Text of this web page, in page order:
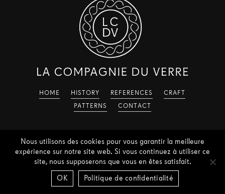
HOME HISTORY REFERENCES CRAFT
PATTERNS CONTACT
©2026La Compagnie du Verre
Nous utilisons des cookies pour vous garantir la meilleure
expérience sur notre site web. Si vous continuez à utiliser ce
site, nous supposerons que vous en êtes satisfait.
OK Politique de confidentialité